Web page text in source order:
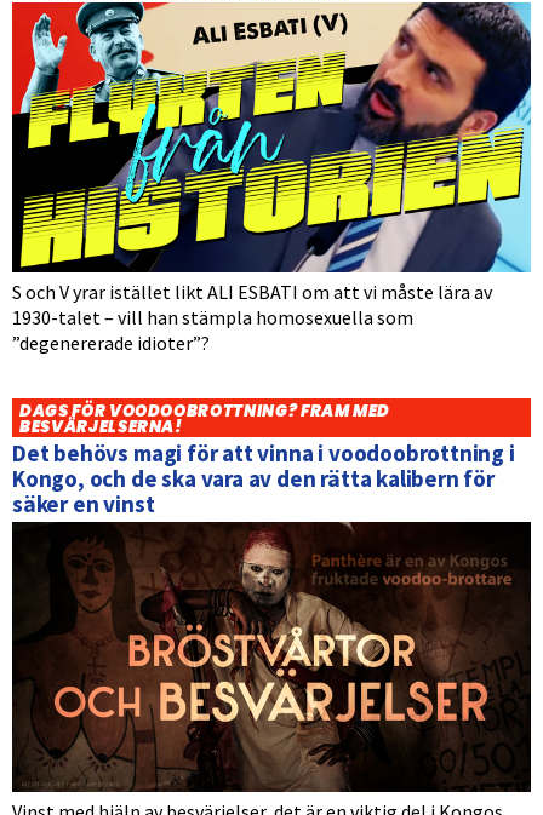
S och V yrar istället likt ALI ESBATI om att vi måste lära av
1930-talet – vill han stämpla homosexuella som
”degenererade idioter”?
DAGS FÖR VOODOOBROTTNING? FRAM MED
BESVÄRJELSERNA!
Det behövs magi för att vinna i voodoobrottning i
Kongo, och de ska vara av den rätta kalibern för
säker en vinst